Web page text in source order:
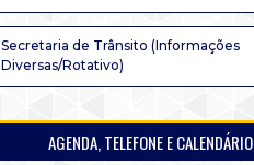
Secretaria de Trânsito (Informações
Diversas/Rotativo)
AGENDA, TELEFONE E CALENDÁRIO